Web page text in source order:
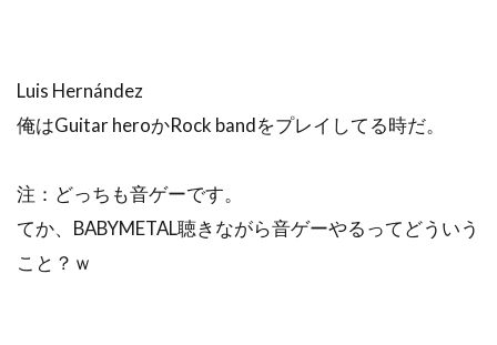
Luis Hernández
俺はGuitar heroかRock bandをプレイしてる時だ。
注：どっちも音ゲーです。
てか、BABYMETAL聴きながら音ゲーやるってどういう
こと？ｗ